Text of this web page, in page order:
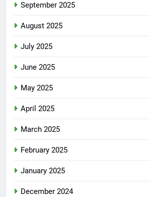
September 2025
August 2025
July 2025
June 2025
May 2025
April 2025
March 2025
February 2025
January 2025
December 2024